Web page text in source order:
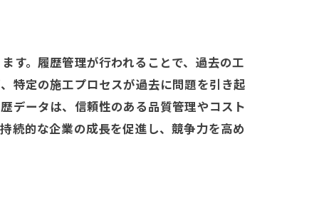
す。履歴管理が行われることで、過去の工
特定の施工プロセスが過去に問題を引き起
データは、信頼性のある品質管理やコスト
続的な企業の成長を促進し、競争力を高め